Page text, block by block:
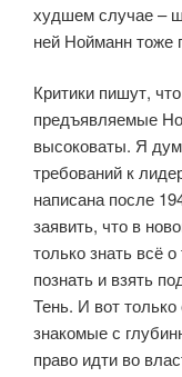
худшем случае –
ней Нойманн тоже
Критики пишут,
предъявляемые
высоковаты. Я
требований к
написана после
заявить, что в
только знать всё
познать и взять
Тень. И вот
знакомые с
право идти во